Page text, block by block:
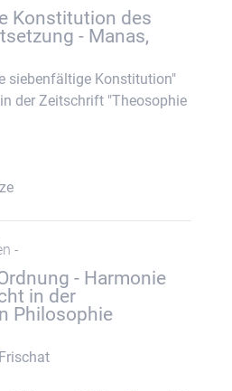
Konstitution des
- Manas,
siebenfältige Konstitution"
der Zeitschrift "Theosophie
-
- Harmonie
in der
Philosophie